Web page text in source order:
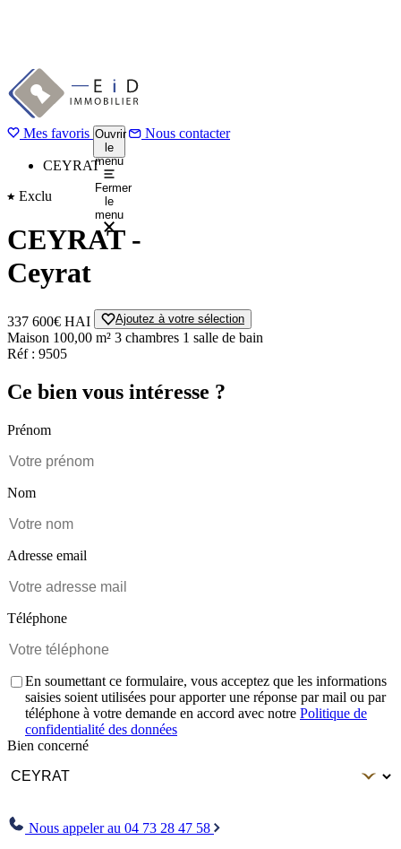
Aller
au
contenu
principal
Mes favoris Ouvrir
le
menu
Fermer
le
menu
Nous contacter
1 / 7
Précédent
Suivant
Accueil
CEYRAT
Exclu
CEYRAT -
Ceyrat
337 600€ HAI Ajoutez à votre sélection
Maison 100,00 m² 3 chambres 1 salle de bain
Réf : 9505
Ce bien vous intéresse ?
Prénom
Nom
Adresse email
Téléphone
En soumettant ce formulaire, vous acceptez que les informations
saisies soient utilisées pour apporter une réponse par mail ou par
téléphone à votre demande en accord avec notre Politique de
confidentialité des données
Bien concerné
Nous appeler au 04 73 28 47 58